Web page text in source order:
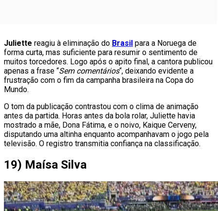
Juliette reagiu à eliminação do Brasil para a Noruega de
forma curta, mas suficiente para resumir o sentimento de
muitos torcedores. Logo após o apito final, a cantora publicou
apenas a frase “Sem comentários“, deixando evidente a
frustração com o fim da campanha brasileira na Copa do
Mundo.
O tom da publicação contrastou com o clima de animação
antes da partida. Horas antes da bola rolar, Juliette havia
mostrado a mãe, Dona Fátima, e o noivo, Kaique Cerveny,
disputando uma altinha enquanto acompanhavam o jogo pela
televisão. O registro transmitia confiança na classificação.
19) Maísa Silva